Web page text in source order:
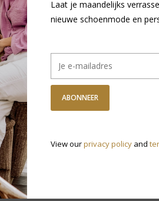
Laat je maandelijks
nieuwe schoenmode en
ABONNEER
View ourprivacy policy and